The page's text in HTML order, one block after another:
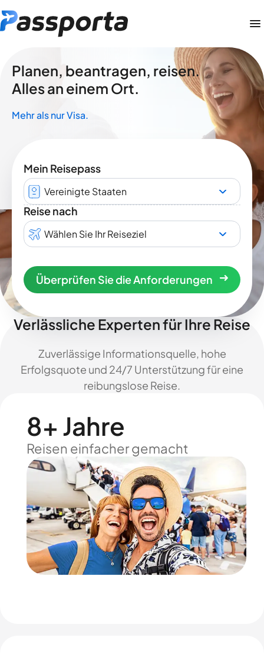
Planen, beantragen, reisen.
Alles an einem Ort.
Mehr als nur Visa.
Mein Reisepass
Vereinigte Staaten
Reise nach
Wählen Sie Ihr Reiseziel
Überprüfen Sie die Anforderungen
Verlässliche Experten für Ihre Reise
Zuverlässige Informationsquelle, hohe
Erfolgsquote und 24/7 Unterstützung für eine
reibungslose Reise.
8+ Jahre
Reisen einfacher gemacht